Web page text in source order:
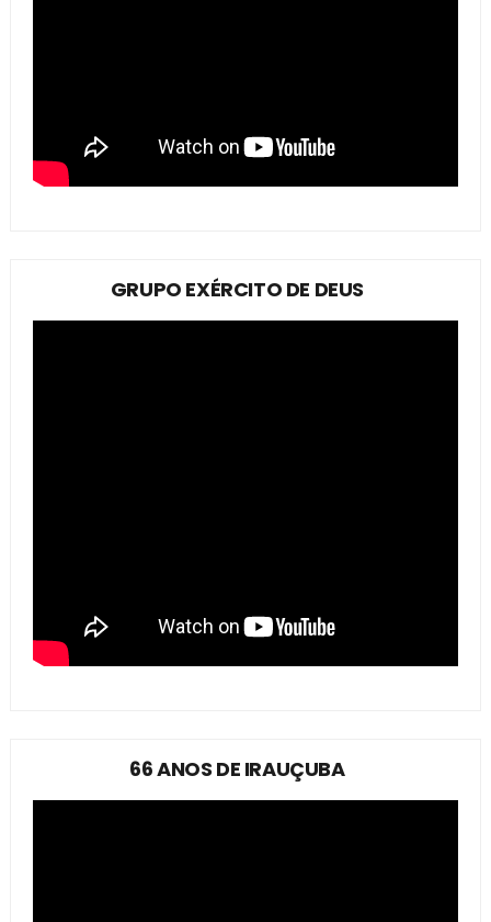
GRUPO EXÉRCITO DE DEUS
66 ANOS DE IRAUÇUBA